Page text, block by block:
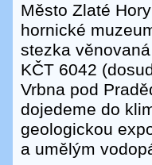
Město Zlaté
hornické
stezka
KČT 6042
Vrbna pod
dojedeme do
geologickou
a umělým